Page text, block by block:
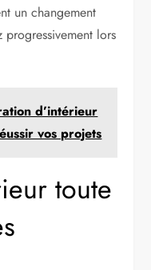
un changement
lors
d’intérieur
vos projets
toute